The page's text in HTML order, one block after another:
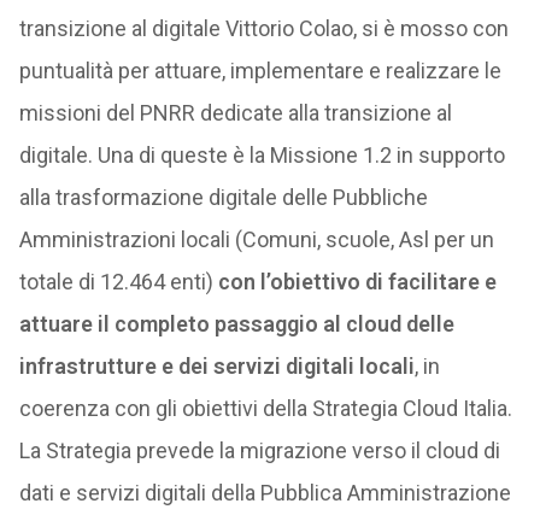
transizione al digitale Vittorio Colao, si è mosso con
puntualità per attuare, implementare e realizzare le
missioni del PNRR dedicate alla transizione al
digitale. Una di queste è la Missione 1.2 in supporto
alla trasformazione digitale delle Pubbliche
Amministrazioni locali (Comuni, scuole, Asl per un
totale di 12.464 enti) con l’obiettivo di facilitare e
attuare il completo passaggio al cloud delle
infrastrutture e dei servizi digitali locali, in
coerenza con gli obiettivi della Strategia Cloud Italia.
La Strategia prevede la migrazione verso il cloud di
dati e servizi digitali della Pubblica Amministrazione